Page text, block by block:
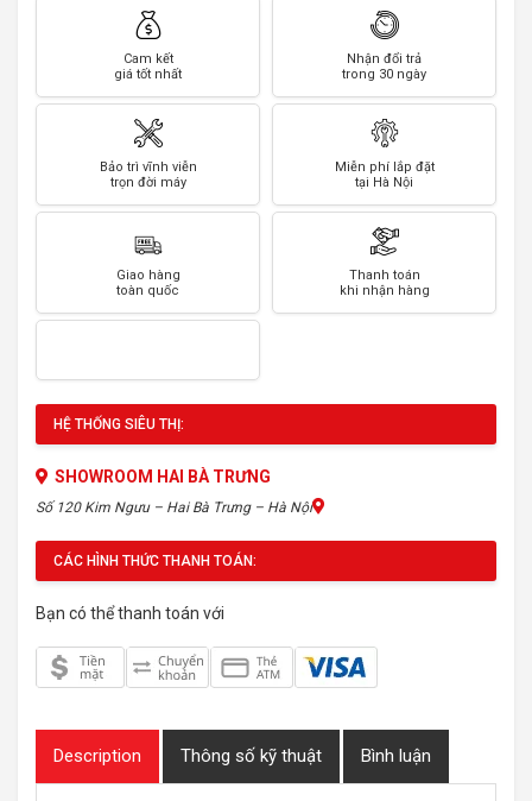
Cam kết
giá tốt nhất
Nhận đổi trả
trong 30 ngày
Bảo trì vĩnh viễn
trọn đời máy
Miễn phí lắp đặt
tại Hà Nội
Giao hàng
toàn quốc
Thanh toán
khi nhận hàng
HỆ THỐNG SIÊU THỊ:
SHOWROOM HAI BÀ TRƯNG
Số 120 Kim Ngưu – Hai Bà Trưng – Hà Nội
CÁC HÌNH THỨC THANH TOÁN:
Bạn có thể thanh toán với
Description Thông số kỹ thuật Bình luận